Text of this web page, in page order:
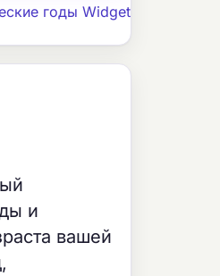
годы Widget
и
вашей